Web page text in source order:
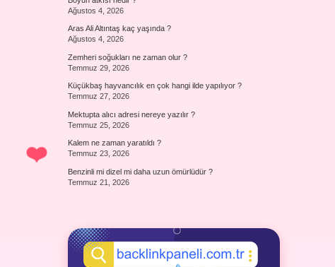
Ağustos 4, 2026
Aras Ali Altıntaş kaç yaşında ?
Ağustos 4, 2026
Zemheri soğukları ne zaman olur ?
Temmuz 29, 2026
Küçükbaş hayvancılık en çok hangi ilde yapılıyor ?
Temmuz 27, 2026
Mektupta alıcı adresi nereye yazılır ?
Temmuz 25, 2026
Kalem ne zaman yaratıldı ?
Temmuz 23, 2026
Benzinli mi dizel mi daha uzun ömürlüdür ?
Temmuz 21, 2026